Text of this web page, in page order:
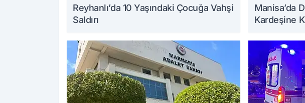
Reyhanlı’da 10 Yaşındaki Çocuğa Vahşi
Saldırı
Manisa’da
Kardeşine